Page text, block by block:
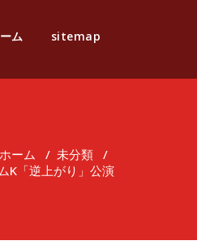
ム sitemap
ホーム / 未分類 /
K「逆上がり」公演